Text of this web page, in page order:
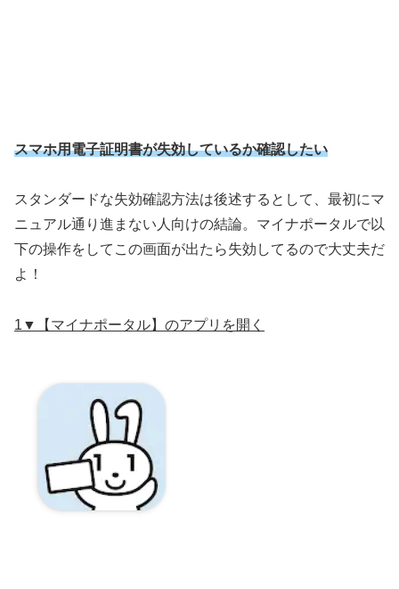
スマホ用電子証明書が失効しているか確認したい
スタンダードな失効確認方法は後述するとして、最初にマ
ニュアル通り進まない人向けの結論。マイナポータルで以
下の操作をしてこの画面が出たら失効してるので大丈夫だ
よ！
1▼【マイナポータル】のアプリを開く